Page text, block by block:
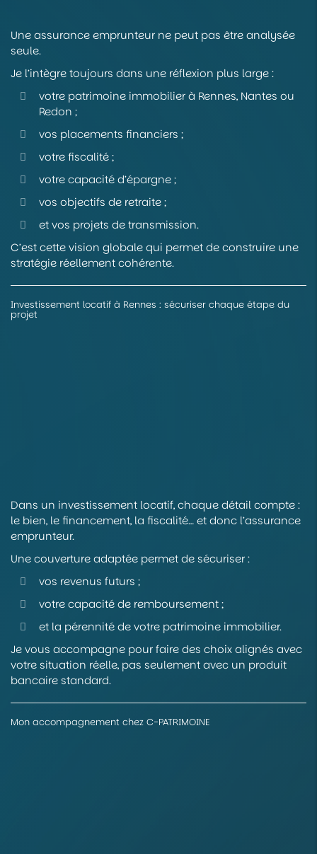
Une assurance emprunteur ne peut pas être analysée
seule.
Je l’intègre toujours dans une réflexion plus large :
votre patrimoine immobilier à Rennes, Nantes ou
Redon ;
vos placements financiers ;
votre fiscalité ;
votre capacité d’épargne ;
vos objectifs de retraite ;
et vos projets de transmission.
C’est cette vision globale qui permet de construire une
stratégie réellement cohérente.
Investissement locatif à Rennes : sécuriser chaque étape du
projet
Dans un investissement locatif, chaque détail compte :
le bien, le financement, la fiscalité… et donc l’assurance
emprunteur.
Une couverture adaptée permet de sécuriser :
vos revenus futurs ;
votre capacité de remboursement ;
et la pérennité de votre patrimoine immobilier.
Je vous accompagne pour faire des choix alignés avec
votre situation réelle, pas seulement avec un produit
bancaire standard.
Mon accompagnement chez C-PATRIMOINE